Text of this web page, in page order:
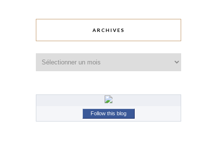
ARCHIVES
Follow this blog